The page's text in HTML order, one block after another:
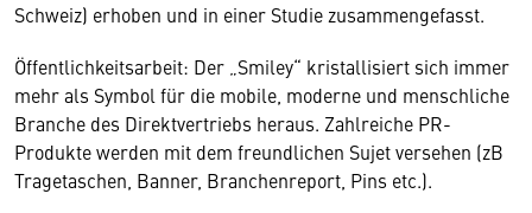
Schweiz) erhoben und in einer Studie zusammengefasst.
Öffentlichkeitsarbeit: Der „Smiley“ kristallisiert sich immer
mehr als Symbol für die mobile, moderne und menschliche
Branche des Direktvertriebs heraus. Zahlreiche PR-
Produkte werden mit dem freundlichen Sujet versehen (zB
Tragetaschen, Banner, Branchenreport, Pins etc.).